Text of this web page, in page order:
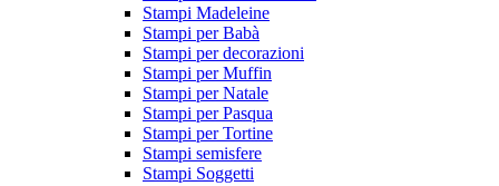
Stampi Madeleine
Stampi per Babà
Stampi per decorazioni
Stampi per Muffin
Stampi per Natale
Stampi per Pasqua
Stampi per Tortine
Stampi semisfere
Stampi Soggetti